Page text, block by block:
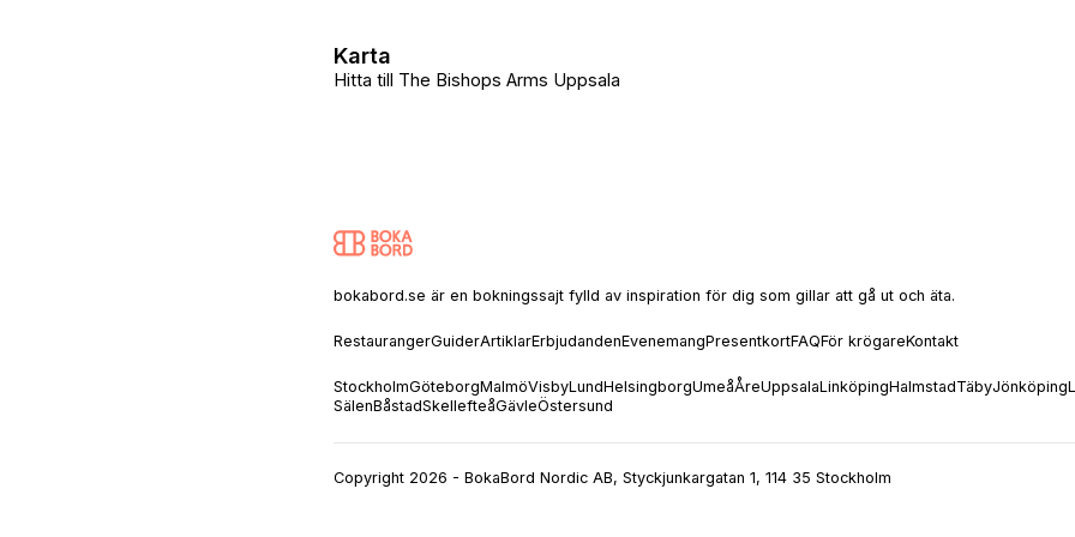
Hitta till The Bishops Arms Uppsala
Karta
bokabord.se är en bokningssajt fylld av inspiration för dig som gillar att gå ut och äta.
RestaurangerGuiderArtiklarErbjudandenEvenemangPresentkortFAQFör krögareKontakt
StockholmGöteborgMalmöVisbyLundHelsingborgUmeåÅreUppsalaLinköpingHalmstadTäbyJönköping
SälenBåstadSkellefteåGävleÖstersund
Copyright 2026 - BokaBord Nordic AB, Styckjunkargatan 1, 114 35 Stockholm